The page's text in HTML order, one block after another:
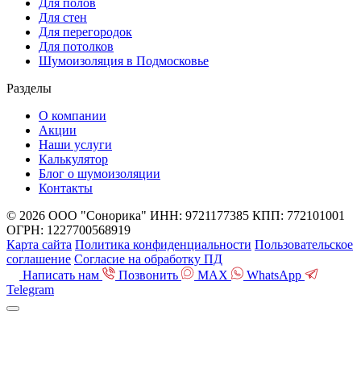
Для стен
Для перегородок
Для потолков
Шумоизоляция в Подмосковье
Разделы
О компании
Акции
Наши услуги
Калькулятор
Блог о шумоизоляции
Контакты
© 2026 ООО "Сонорика" ИНН: 9721177385 КПП: 772101001
ОГРН: 1227700568919
Карта сайта Политика конфиденциальности Пользовательское
соглашение Согласие на обработку ПД
Написать нам
Позвонить MAX
WhatsApp
Telegram